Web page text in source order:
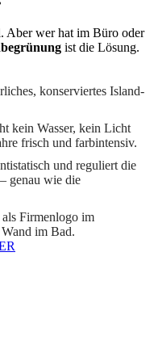
Aber wer hat im Büro oder
ist die Lösung.
konserviertes Island-
kein Wasser, kein Licht
frisch und farbintensiv.
und reguliert die
genau wie die
Firmenlogo im
im Bad.